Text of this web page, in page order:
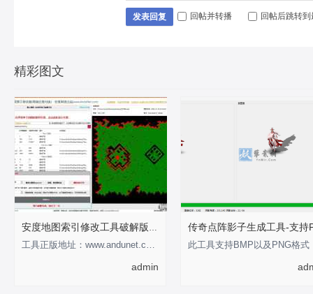
发表回复 回帖并转播 回帖后跳转
精彩图文
安度地图索引修改工具破解版-支持0-255
工具正版地址：www.andunet.com 制作不易，有经济基础的支持正版软件 以下为正版截
admin